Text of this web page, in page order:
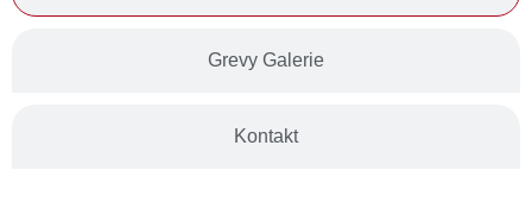
Grevy Galerie
Kontakt